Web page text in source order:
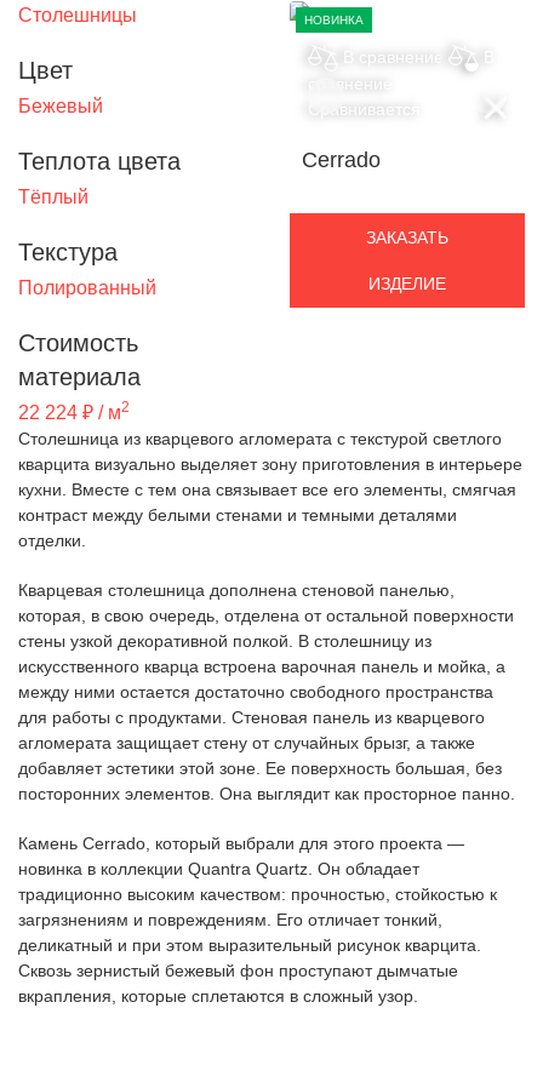
Столешницы
Цвет
Бежевый
Теплота цвета
Тёплый
Текстура
Полированный
Стоимость
материала
22 224 ₽ / м2
НОВИНКА
В сравнение
сравнение
Сравнивается
Cerrado
ЗАКАЗАТЬ
ИЗДЕЛИЕ
Столешница из кварцевого агломерата с текстурой светлого
кварцита визуально выделяет зону приготовления в интерьере
кухни. Вместе с тем она связывает все его элементы, смягчая
контраст между белыми стенами и темными деталями
отделки.
Кварцевая столешница дополнена стеновой панелью,
которая, в свою очередь, отделена от остальной поверхности
стены узкой декоративной полкой. В столешницу из
искусственного кварца встроена варочная панель и мойка, а
между ними остается достаточно свободного пространства
для работы с продуктами. Стеновая панель из кварцевого
агломерата защищает стену от случайных брызг, а также
добавляет эстетики этой зоне. Ее поверхность большая, без
посторонних элементов. Она выглядит как просторное панно.
Камень Cerrado, который выбрали для этого проекта —
новинка в коллекции Quantra Quartz. Он обладает
традиционно высоким качеством: прочностью, стойкостью к
загрязнениям и повреждениям. Его отличает тонкий,
деликатный и при этом выразительный рисунок кварцита.
Сквозь зернистый бежевый фон проступают дымчатые
вкрапления, которые сплетаются в сложный узор.